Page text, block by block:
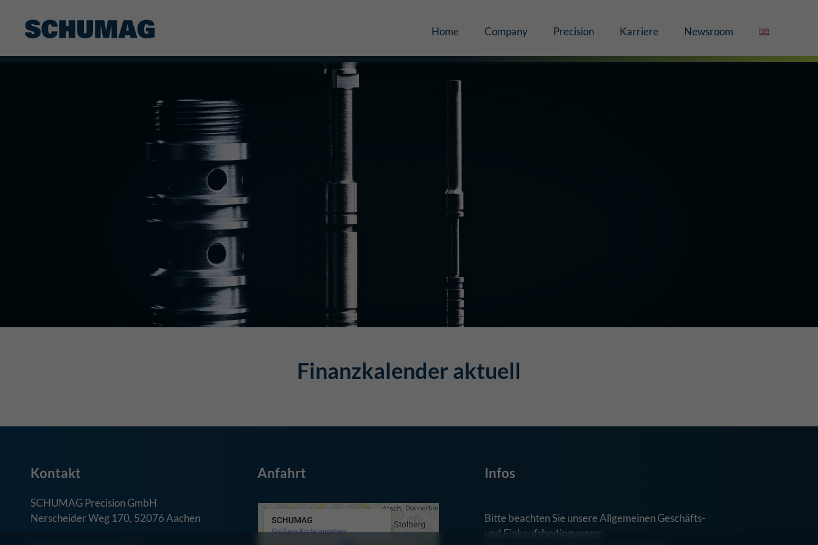
Home Company Precision Karriere Newsroom
Finanzkalender aktuell
Kontakt
SCHUMAG Precision GmbH
Nerscheider Weg 170, 52076 Aachen
Anfahrt Infos
Bitte beachten Sie unsere Allgemeinen Geschäfts-
und Einkaufsbedingungen: